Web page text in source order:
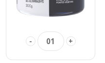
- 01 +